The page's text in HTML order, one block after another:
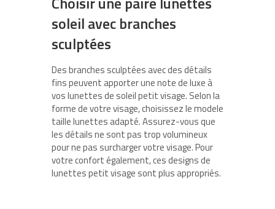
soleil avec branches
sculptées
Des branches sculptées avec des détails
fins peuvent apporter une note de luxe à
vos lunettes de soleil petit visage. Selon la
forme de votre visage, choisissez le modele
taille lunettes adapté. Assurez-vous que
les détails ne sont pas trop volumineux
pour ne pas surcharger votre visage. Pour
votre confort également, ces designs de
lunettes petit visage sont plus appropriés.